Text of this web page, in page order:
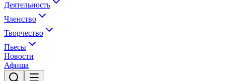
Деятельность
Членство
Творчество
Пьесы
Новости
Афиша